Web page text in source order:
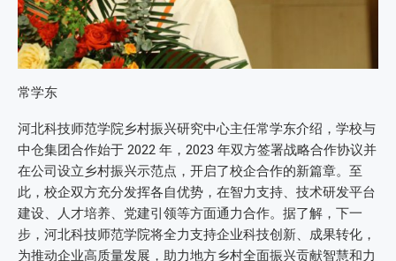
常学东
河北科技师范学院乡村振兴研究中心主任常学东介绍，学校与
中仓集团合作始于 2022 年，2023 年双方签署战略合作协议并
在公司设立乡村振兴示范点，开启了校企合作的新篇章。至
此，校企双方充分发挥各自优势，在智力支持、技术研发平台
建设、人才培养、党建引领等方面通力合作。据了解，下一
步，河北科技师范学院将全力支持企业科技创新、成果转化，
为推动企业高质量发展，助力地方乡村全面振兴贡献智慧和力